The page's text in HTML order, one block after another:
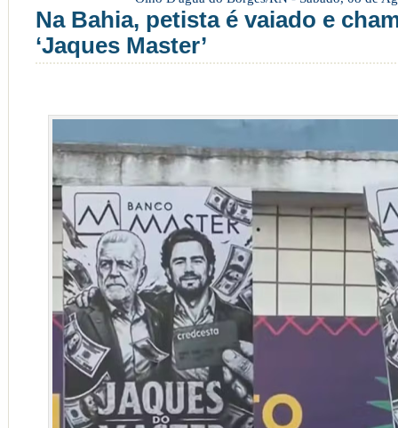
Na Bahia, petista é vaiado e
‘Jaques Master’